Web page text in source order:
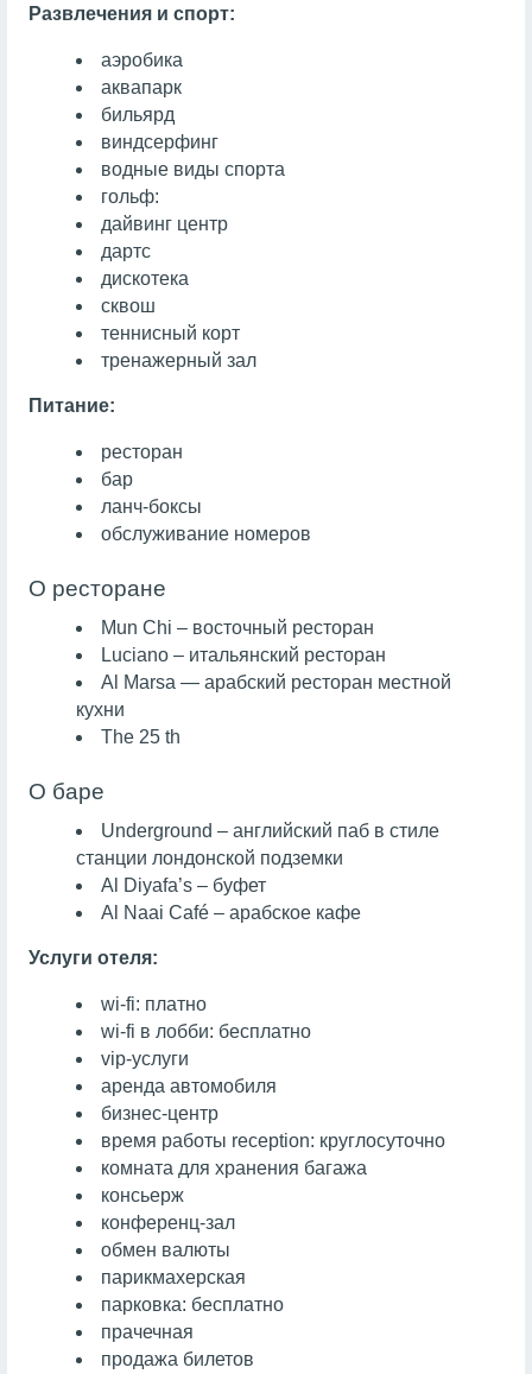
Развлечения и спорт:
аэробика
аквапарк
бильярд
виндсерфинг
водные виды спорта
гольф:
дайвинг центр
дартс
дискотека
сквош
теннисный корт
тренажерный зал
Питание:
ресторан
бар
ланч-боксы
обслуживание номеров
О ресторане
Mun Chi – восточный ресторан
Luciano – итальянский ресторан
Al Marsa — арабский ресторан местной
кухни
The 25 th
О баре
Underground – английский паб в стиле
станции лондонской подземки
Al Diyafa’s – буфет
Al Naai Café – арабское кафе
Услуги отеля:
wi-fi: платно
wi-fi в лобби: бесплатно
vip-услуги
аренда автомобиля
бизнес-центр
время работы reception: круглосуточно
комната для хранения багажа
консьерж
конференц-зал
обмен валюты
парикмахерская
парковка: бесплатно
прачечная
продажа билетов